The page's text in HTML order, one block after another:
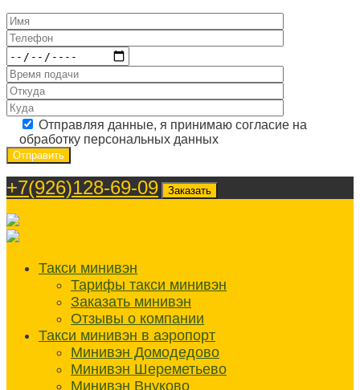
Отправляя данные, я принимаю согласие на
обработку персональных данных
+7(926)128-69-09 Заказать
Такси минивэн
Тарифы такси минивэн
Заказать минивэн
Отзывы о компании
Такси минивэн в аэропорт
Минивэн Домодедово
Минивэн Шереметьево
Минивэн Внуково